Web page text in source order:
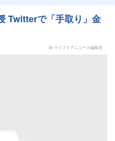
Twitterで「手取り」金
by ライブドアニュース編集部